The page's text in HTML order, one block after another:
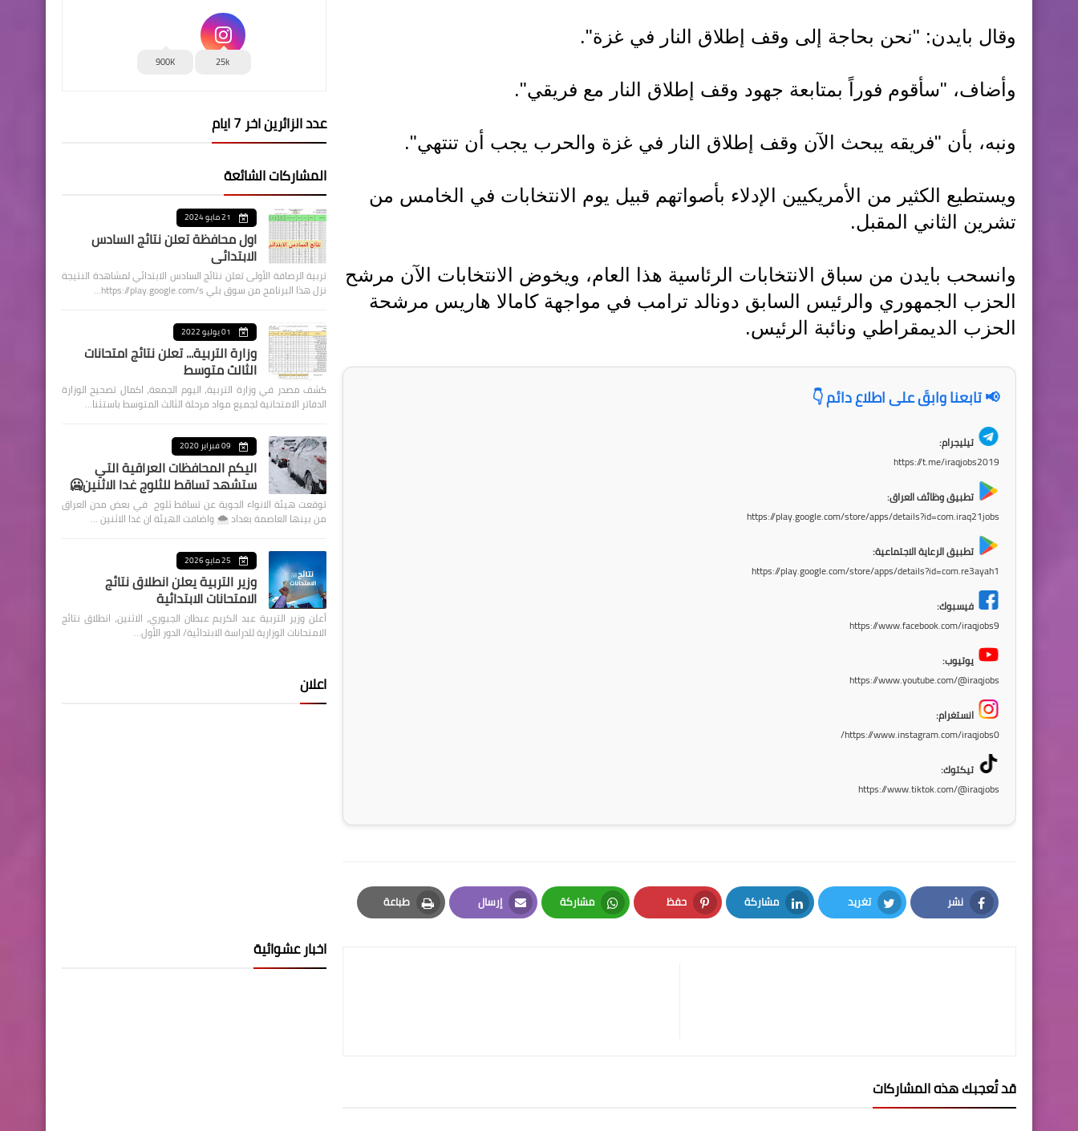
وقال بايدن: "نحن بحاجة إلى وقف إطلاق النار في غزة".
وأضاف، "سأقوم فوراً بمتابعة جهود وقف إطلاق النار مع فريقي".
ونبه، بأن "فريقه يبحث الآن وقف إطلاق النار في غزة والحرب يجب أن تنتهي".
ويستطيع الكثير من الأمريكيين الإدلاء بأصواتهم قبيل يوم الانتخابات في الخامس من
تشرين الثاني المقبل.
وانسحب بايدن من سباق الانتخابات الرئاسية هذا العام، ويخوض الانتخابات الآن مرشح
الحزب الجمهوري والرئيس السابق دونالد ترامب في مواجهة كامالا هاريس مرشحة
الحزب الديمقراطي ونائبة الرئيس.
📢 تابعنا وابقَ على اطلاع دائم 👇
تيليجرام:
https://t.me/iraqjobs2019
تطبيق وظائف العراق:
https://play.google.com/store/apps/details?id=com.iraq21jobs
تطبيق الرعاية الاجتماعية:
https://play.google.com/store/apps/details?id=com.re3ayah1
فيسبوك:
https://www.facebook.com/iraqjobs9
يوتيوب:
https://www.youtube.com/@iraqjobs
انستغرام:
https://www.instagram.com/iraqjobs0/
تيكتوك:
https://www.tiktok.com/@iraqjobs
نشر
Facebook
تغريد
Twitter
مشاركة
LinkedIn
حفظ
Pinterest
مشاركة
Whatsapp
إرسال
Email
طباعة
Print
قد تُعجبك هذه المشاركات
25k
900K
عدد الزائرين اخر 7 ايام
المشاركات الشائعة
21 مايو 2024
اول محافظة تعلن نتائج السادس
الابتدائي
تربية الرصافة الأولى تعلن نتائج السادس الابتدائي لمشاهدة النتيجة
نزل هذا البرنامج من سوق بلي https://play.google.com/s…
01 يوليو 2022
وزارة التربية... تعلن نتائج امتحانات
الثالث متوسط
كشف مصدر في وزارة التربية، اليوم الجمعة، اكمال تصحيح الوزارة
الدفاتر الامتحانية لجميع مواد مرحلة الثالث المتوسط باستثنا…
09 فبراير 2020
اليكم المحافظات العراقية التي
ستشهد تساقط للثلوج غدا الاثنين🥶
توقعت هيئة الانواء الجوية عن تساقط ثلوج في بعض مدن العراق
من بينها العاصمة بغداد ⁦🌨️⁩ واضافت الهيئة ان غدا الاثنين …
25 مايو 2026
وزير التربية يعلن انطلاق نتائج
الامتحانات الابتدائية
أعلن وزير التربية عبد الكريم عبطان الجبوري، الاثنين، انطلاق نتائج
الامتحانات الوزارية للدراسة الابتدائية/ الدور الأول…
اعلان
اخبار عشوائية